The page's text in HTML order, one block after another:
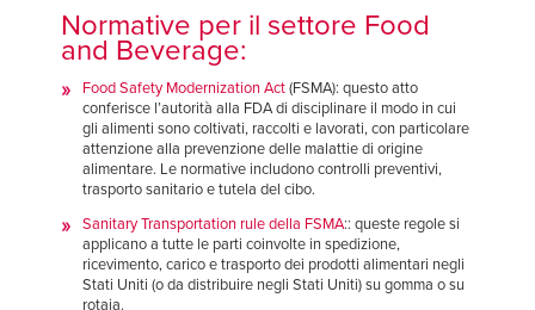
Normative per il settore Food
and Beverage:
Food Safety Modernization Act(FSMA): questo atto
conferisce l’autorità alla FDA di disciplinare il modo in cui
gli alimenti sono coltivati, raccolti e lavorati, con particolare
attenzione alla prevenzione delle malattie di origine
alimentare. Le normative includono controlli preventivi,
trasporto sanitario e tutela del cibo.
Sanitary Transportation rule della FSMA:: queste regole si
applicano a tutte le parti coinvolte in spedizione,
ricevimento, carico e trasporto dei prodotti alimentari negli
Stati Uniti (o da distribuire negli Stati Uniti) su gomma o su
rotaia.